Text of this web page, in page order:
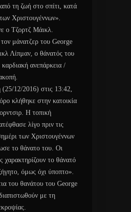
τη ζωή στο σπίτι, κατά
Χριστουγέννων».
ο Τζορτζ Μάικλ.
μάνατζερ του George
Λίπμαν, ο θάνατός του
καρδιακή ανεπάρκεια /
(25/12/2016) στις 13:42,
κλήθηκε στην κατοικία
Η τοπική
λίγο πριν τις
των Χριστουγέννων
το θάνατο του. Οι
χαρακτηρίζουν το θάνατό
όμως όχι ύποπτο».
του θανάτου του George
με τη